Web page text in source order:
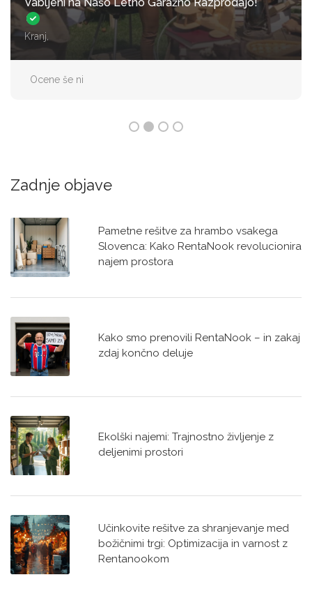
Kranj,
Ocene še ni
Zadnje objave
Pametne rešitve za hrambo vsakega
Slovenca: Kako RentaNook revolucionira
najem prostora
Kako smo prenovili RentaNook – in zakaj
zdaj končno deluje
Ekolški najemi: Trajnostno življenje z
deljenimi prostori
Učinkovite rešitve za shranjevanje med
božičnimi trgi: Optimizacija in varnost z
Rentanookom